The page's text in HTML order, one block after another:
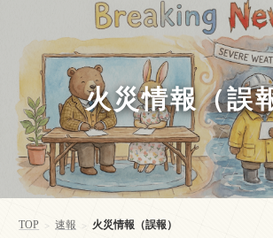
火災情報（誤
TOP > 速報 > 火災情報（誤報）